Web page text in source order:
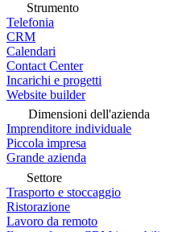
Strumento
Telefonia
CRM
Calendari
Contact Center
Incarichi e progetti
Website builder
Dimensioni dell'azienda
Imprenditore individuale
Piccola impresa
Grande azienda
Settore
Trasporto e stoccaggio
Ristorazione
Lavoro da remoto